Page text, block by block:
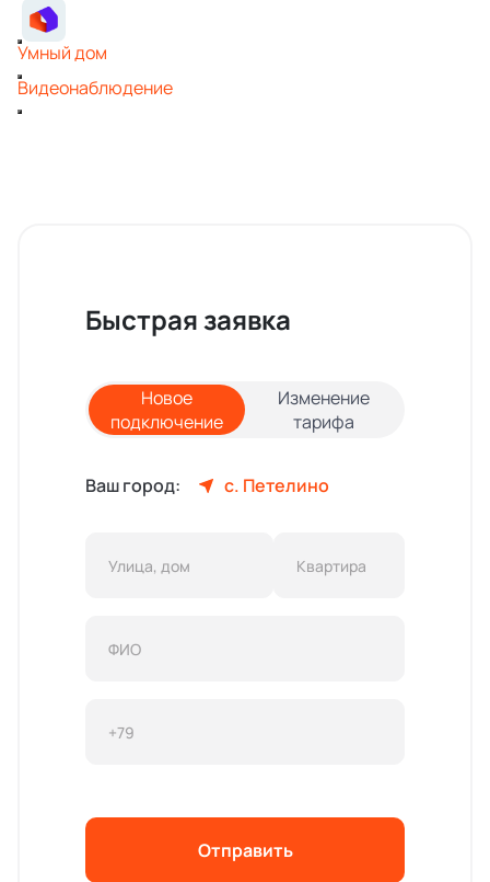
Умный дом
Видеонаблюдение
Быстрая заявка
Новое
подключение
Изменение
тарифа
Ваш город: с. Петелино
Отправить